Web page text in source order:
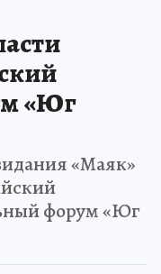
«Юг
«Маяк»
форум «Юг